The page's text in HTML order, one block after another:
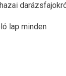
lap minden